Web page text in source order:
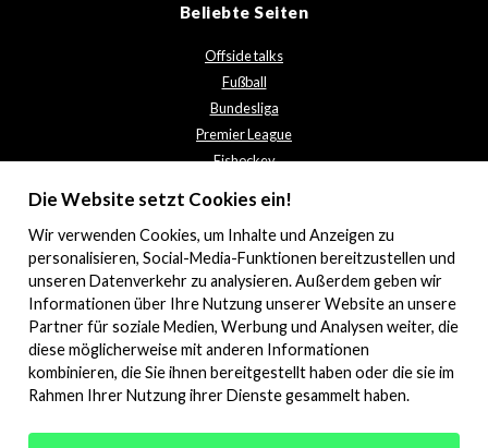
Beliebte Seiten
Offside talks
Fußball
Bundesliga
Premier League
Eishockey
Die Website setzt Cookies ein!
Wir verwenden Cookies, um Inhalte und Anzeigen zu
personalisieren, Social-Media-Funktionen bereitzustellen und
unseren Datenverkehr zu analysieren. Außerdem geben wir
Informationen über Ihre Nutzung unserer Website an unsere
Partner für soziale Medien, Werbung und Analysen weiter, die
diese möglicherweise mit anderen Informationen
kombinieren, die Sie ihnen bereitgestellt haben oder die sie im
Rahmen Ihrer Nutzung ihrer Dienste gesammelt haben.